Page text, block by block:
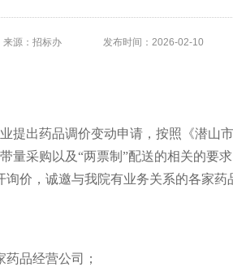
来源：招标办 发布时间：2026-02-10
提出药品调价变动申请，按照《潜山
量采购以及“两票制”配送的相关的要
询价，诚邀与我院有业务关系的各家药
品经营公司；